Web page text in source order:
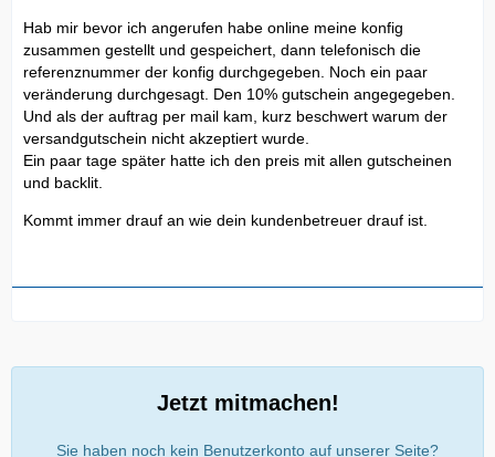
Hab mir bevor ich angerufen habe online meine konfig
zusammen gestellt und gespeichert, dann telefonisch die
referenznummer der konfig durchgegeben. Noch ein paar
veränderung durchgesagt. Den 10% gutschein angegegeben.
Und als der auftrag per mail kam, kurz beschwert warum der
versandgutschein nicht akzeptiert wurde.
Ein paar tage später hatte ich den preis mit allen gutscheinen
und backlit.
Kommt immer drauf an wie dein kundenbetreuer drauf ist.
Jetzt mitmachen!
Sie haben noch kein Benutzerkonto auf unserer Seite?